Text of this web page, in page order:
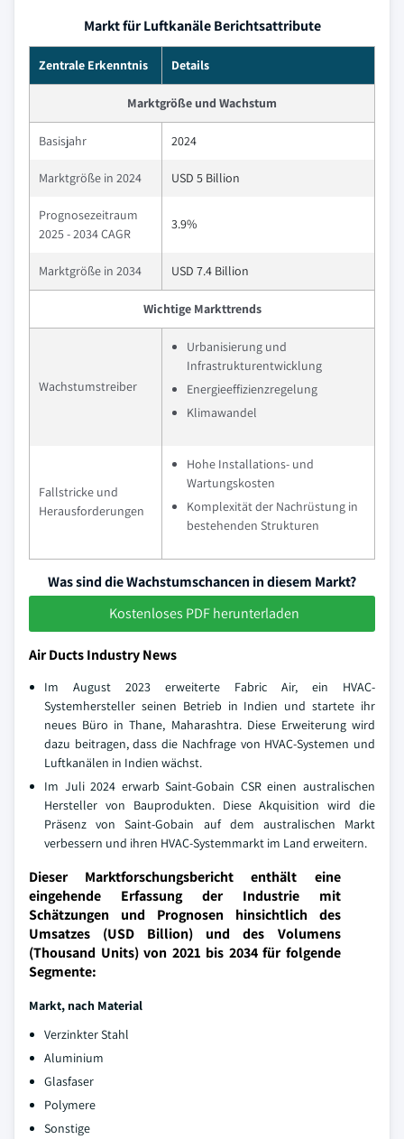
Markt für Luftkanäle Berichtsattribute
Zentrale Erkenntnis Details
Marktgröße und Wachstum
Basisjahr 2024
Marktgröße in 2024 USD 5 Billion
Prognosezeitraum
2025 - 2034 CAGR
3.9%
Marktgröße in 2034 USD 7.4 Billion
Wichtige Markttrends
Wachstumstreiber
Urbanisierung und
Infrastrukturentwicklung
Energieeffizienzregelung
Klimawandel
Fallstricke und
Herausforderungen
Hohe Installations- und
Wartungskosten
Komplexität der Nachrüstung in
bestehenden Strukturen
Was sind die Wachstumschancen in diesem Markt?
Kostenloses PDF herunterladen
Air Ducts Industry News
Im August 2023 erweiterte Fabric Air, ein HVAC-
Systemhersteller seinen Betrieb in Indien und startete ihr
neues Büro in Thane, Maharashtra. Diese Erweiterung wird
dazu beitragen, dass die Nachfrage von HVAC-Systemen und
Luftkanälen in Indien wächst.
Im Juli 2024 erwarb Saint-Gobain CSR einen australischen
Hersteller von Bauprodukten. Diese Akquisition wird die
Präsenz von Saint-Gobain auf dem australischen Markt
verbessern und ihren HVAC-Systemmarkt im Land erweitern.
Dieser Marktforschungsbericht enthält eine
eingehende Erfassung der Industrie mit
Schätzungen und Prognosen hinsichtlich des
Umsatzes (USD Billion) und des Volumens
(Thousand Units) von 2021 bis 2034 für folgende
Segmente:
Markt, nach Material
Verzinkter Stahl
Aluminium
Glasfaser
Polymere
Sonstige